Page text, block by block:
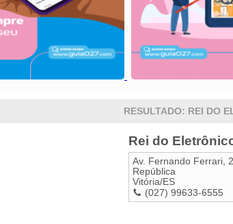
RESULTADO: REI DO
Rei do
Av. Fernando Ferrari,
República
Vitória/ES
(027) 99633-6555